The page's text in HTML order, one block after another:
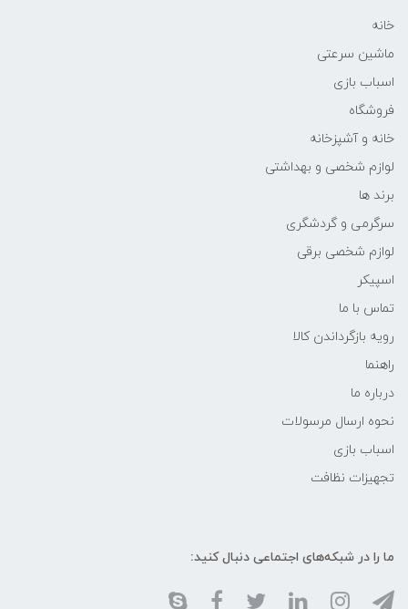
خانه
ماشین سرعتی
اسباب بازی
فروشگاه
خانه و آشپزخانه
لوازم شخصی و بهداشتی
برند ها
سرگرمی و گردشگری
لوازم شخصی برقی
اسپیکر
تماس با ما
رویه بازگرداندن کالا
راهنما
درباره ما
نحوه ارسال مرسولات
اسباب بازی
تجهیزات نظافت
ما را در شبکه‌های اجتماعی دنبال کنید: